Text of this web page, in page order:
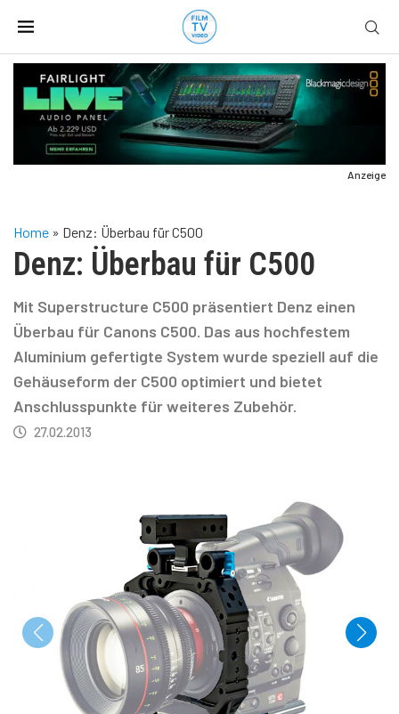
Anzeige
Home » Denz: Überbau für C500
Denz: Überbau für C500
Mit Superstructure C500 präsentiert Denz einen
Überbau für Canons C500. Das aus hochfestem
Aluminium gefertigte System wurde speziell auf die
Gehäuseform der C500 optimiert und bietet
Anschlusspunkte für weiteres Zubehör.
27.02.2013